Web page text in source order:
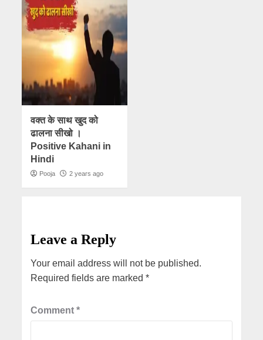
वक्त के साथ खुद को
ढालना सीखो ।
Positive Kahani in
Hindi
Pooja 2 years ago
Leave a Reply
Your email address will not be published.
Required fields are marked*
Comment*